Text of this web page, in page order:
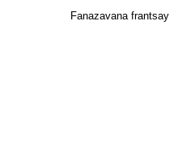
Fanazavana frantsay